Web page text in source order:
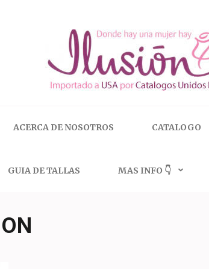
ACERCA DE NOSOTROS CATALOGO
GUIA DE TALLAS MAS INFO 👇